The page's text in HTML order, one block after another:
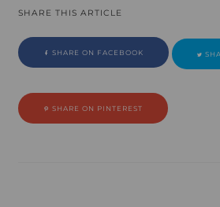
SHARE THIS ARTICLE
SHARE ON FACEBOOK
SHARE ON PINTEREST